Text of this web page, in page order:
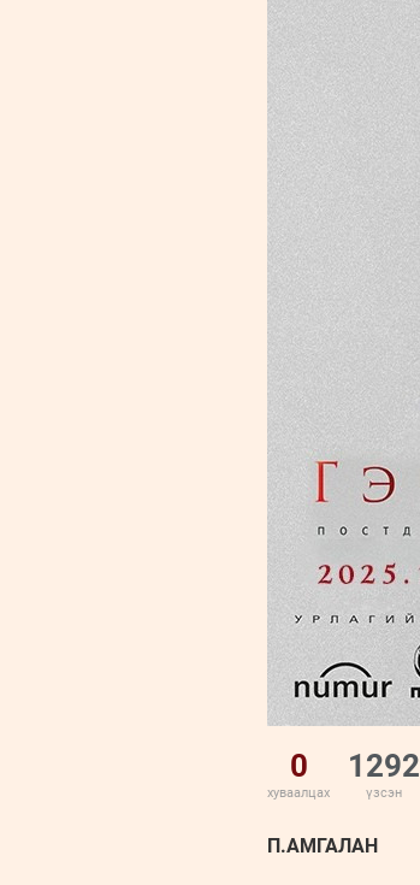
0
хуваалцах
1292
үзсэн
П.АМГАЛАН